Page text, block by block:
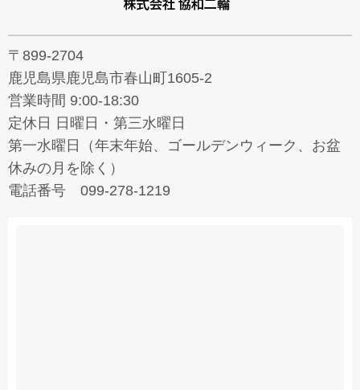
〒899-2704
鹿児島県鹿児島市春山町1605-2
営業時間 9:00-18:30
定休日 日曜日・第三水曜日
第一水曜日（年末年始、ゴールデンウィーク、お盆
休みの月を除く）
電話番号 099-278-1219